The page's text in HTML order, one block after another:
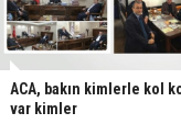
ACA, bakın kimlerle kol
var kimler